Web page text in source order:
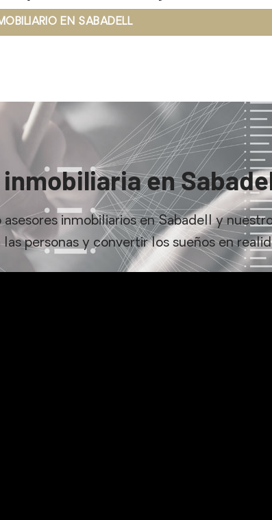
EN SABADELL
en
inmobiliarios en Sabadell y
personas y convertir los sueños en